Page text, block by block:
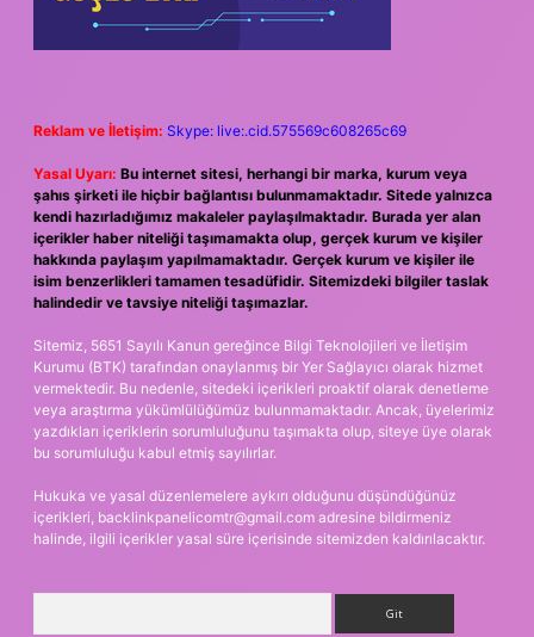
Reklam ve İletişim: Skype: live:.cid.575569c608265c69
Yasal Uyarı: Bu internet sitesi, herhangi bir marka, kurum veya
şahıs şirketi ile hiçbir bağlantısı bulunmamaktadır. Sitede yalnızca
kendi hazırladığımız makaleler paylaşılmaktadır. Burada yer alan
içerikler haber niteliği taşımamakta olup, gerçek kurum ve kişiler
hakkında paylaşım yapılmamaktadır. Gerçek kurum ve kişiler ile
isim benzerlikleri tamamen tesadüfidir. Sitemizdeki bilgiler taslak
halindedir ve tavsiye niteliği taşımazlar.
Sitemiz, 5651 Sayılı Kanun gereğince Bilgi Teknolojileri ve İletişim
Kurumu (BTK) tarafından onaylanmış bir Yer Sağlayıcı olarak hizmet
vermektedir. Bu nedenle, sitedeki içerikleri proaktif olarak denetleme
veya araştırma yükümlülüğümüz bulunmamaktadır. Ancak, üyelerimiz
yazdıkları içeriklerin sorumluluğunu taşımakta olup, siteye üye olarak
bu sorumluluğu kabul etmiş sayılırlar.
Hukuka ve yasal düzenlemelere aykırı olduğunu düşündüğünüz
içerikleri, backlinkpanelicomtr@gmail.com adresine bildirmeniz
halinde, ilgili içerikler yasal süre içerisinde sitemizden kaldırılacaktır.